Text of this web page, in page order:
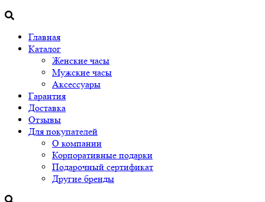
Главная
Каталог
Женские часы
Мужские часы
Аксессуары
Гарантия
Доставка
Отзывы
Для покупателей
О компании
Корпоративные подарки
Подарочный сертификат
Другие бренды